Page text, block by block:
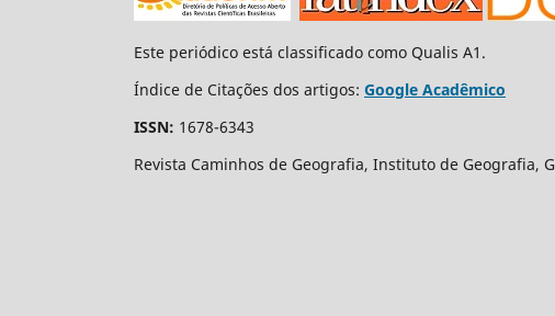
Este periódico está classificado como Qualis A1.
Índice de Citações dos artigos: Google Acadêmico
ISSN: 1678-6343
Revista Caminhos de Geografia, Instituto de Geografia,